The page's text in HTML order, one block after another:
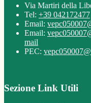
Via Martiri della
Tel: +39 042172477
Email:
Email:
mail
PEC:
Sezione Link Utili